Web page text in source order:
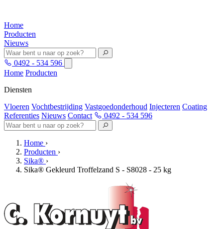
Home
Producten
Nieuws
0492 - 534 596
Home Producten
Diensten
Vloeren Vochtbestrijding Vastgoedonderhoud Injecteren Coating
Referenties Nieuws Contact 0492 - 534 596
Home ›
Producten ›
Sika® ›
Sika® Gekleurd Troffelzand S - S8028 - 25 kg